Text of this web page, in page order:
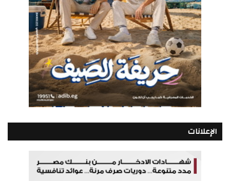
الإعلانات